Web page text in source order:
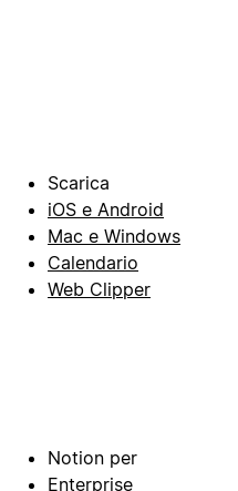
Scarica
iOS e Android
Mac e Windows
Calendario
Web Clipper
Notion per
Enterprise